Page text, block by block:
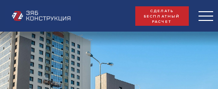
СДЕЛАТЬ
БЕСПЛАТНЫЙ
РАСЧЕТ